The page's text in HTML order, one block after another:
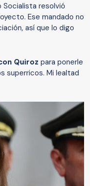
Socialista resolvió
Ese mandado no
así que lo digo
Quiroz para ponerle
superricos. Mi lealtad